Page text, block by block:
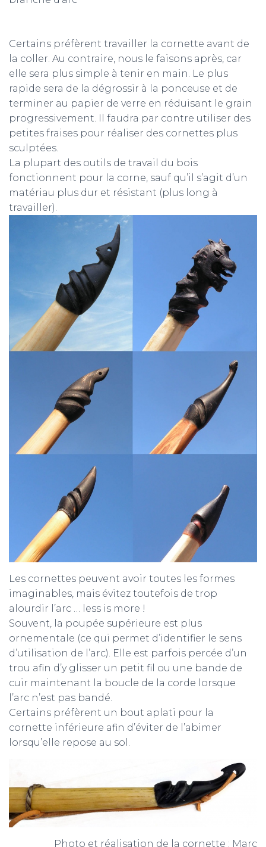
Certains préfèrent travailler la cornette avant de
la coller. Au contraire, nous le faisons après, car
elle sera plus simple à tenir en main. Le plus
rapide sera de la dégrossir à la ponceuse et de
terminer au papier de verre en réduisant le grain
progressivement. Il faudra par contre utiliser des
petites fraises pour réaliser des cornettes plus
sculptées.
La plupart des outils de travail du bois
fonctionnent pour la corne, sauf qu’il s’agit d’un
matériau plus dur et résistant (plus long à
travailler).
Les cornettes peuvent avoir toutes les formes
imaginables, mais évitez toutefois de trop
alourdir l’arc … less is more !
Souvent, la poupée supérieure est plus
ornementale (ce qui permet d’identifier le sens
d’utilisation de l’arc). Elle est parfois percée d’un
trou afin d’y glisser un petit fil ou une bande de
cuir maintenant la boucle de la corde lorsque
l’arc n’est pas bandé.
Certains préfèrent un bout aplati pour la
cornette inférieure afin d’éviter de l’abimer
lorsqu’elle repose au sol.
Photo et réalisation de la cornette : Marc